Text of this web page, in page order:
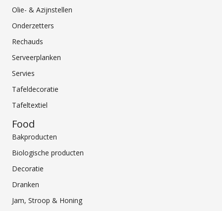
Olie- & Azijnstellen
Onderzetters
Rechauds
Serveerplanken
Servies
Tafeldecoratie
Tafeltextiel
Food
Bakproducten
Biologische producten
Decoratie
Dranken
Jam, Stroop & Honing